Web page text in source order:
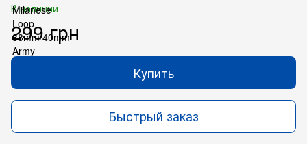
В наличии
299 грн
Купить
Быстрый заказ